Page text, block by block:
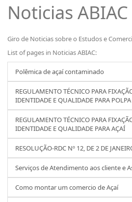
Noticias ABIAC
Giro de Noticias sobre o Estudos e
List of pages in Noticias ABIAC:
Polêmica de açaí contaminado
REGULAMENTO TÉCNICO PARA
IDENTIDADE E QUALIDADE PARA
REGULAMENTO TÉCNICO PARA
IDENTIDADE E QUALIDADE PARA AÇAÍ
RESOLUÇÃO-RDC Nº 12, DE 2 DE
Serviços de Atendimento aos cliente e
Como montar um comercio de Açaí